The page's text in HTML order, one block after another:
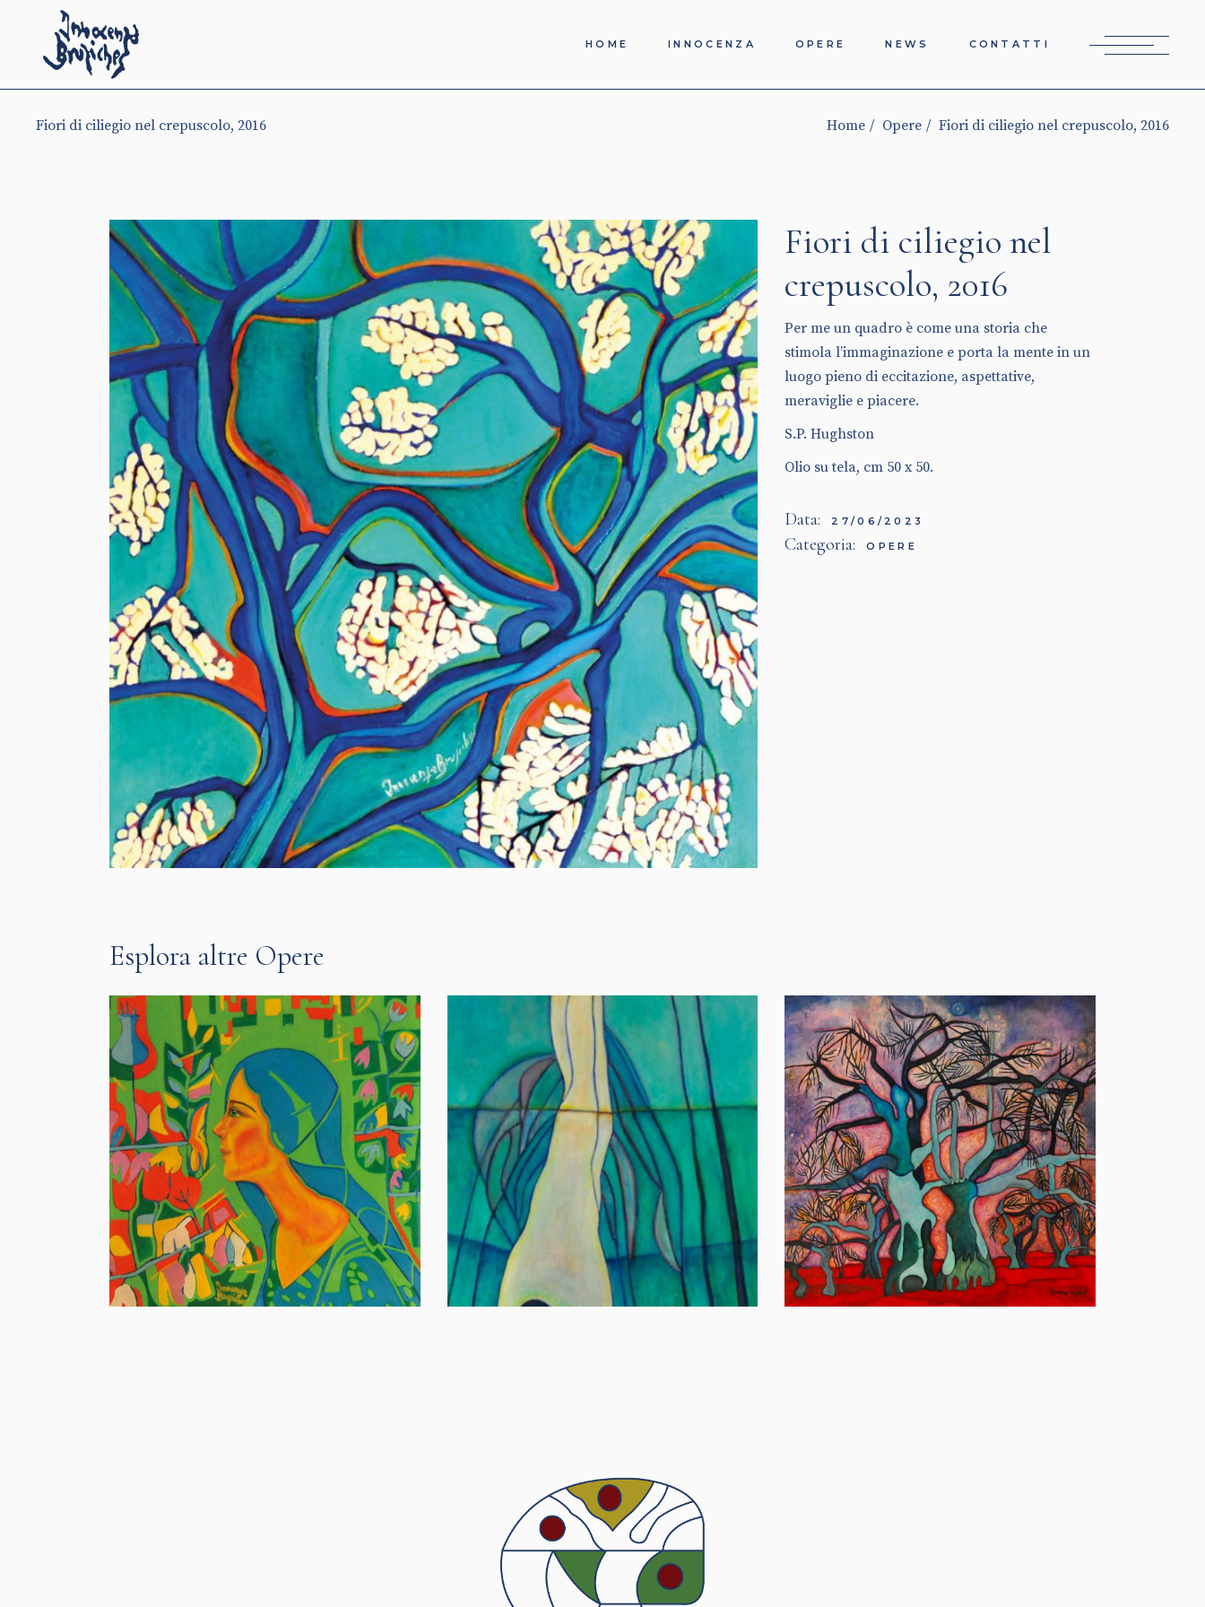
HOME INNOCENZA OPERE NEWS CONTATTI
Fiori di ciliegio nel crepuscolo, 2016 Home Opere Fiori di ciliegio nel crepuscolo, 2016
Fiori di ciliegio nel
crepuscolo, 2016
Per me un quadro è come una storia che
stimola l’immaginazione e porta la mente in un
luogo pieno di eccitazione, aspettative,
meraviglie e piacere.
S.P. Hughston
Olio su tela, cm 50 x 50.
Data: 27/06/2023
Categoria: OPERE
Esplora altre Opere